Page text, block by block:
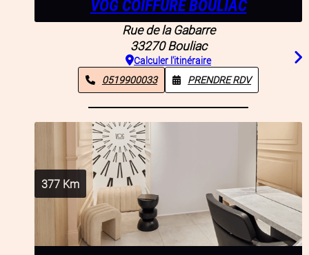
VOG COIFFURE BOULIAC
Rue de la Gabarre
33270 Bouliac
Calculer l'itinéraire
0519900033
PRENDRE RDV
377 Km